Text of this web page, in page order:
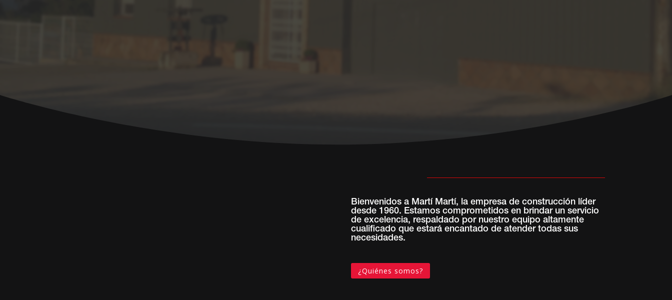
Bienvenidos a Martí Martí, la empresa de construcción líder
desde 1960. Estamos comprometidos en brindar un servicio
de excelencia, respaldado por nuestro equipo altamente
cualificado que estará encantado de atender todas sus
necesidades.
¿Quiénes somos?